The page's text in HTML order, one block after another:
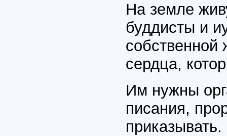
На земле
буддисты и
собственной
сердца,
Им нужны
писания,
приказывать.